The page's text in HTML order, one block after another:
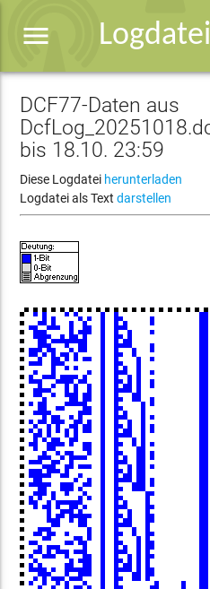
menu
DCF77-Daten aus
bis 18.10. 23:59
Diese Logdatei herunterladen
Logdatei als Textdarstellen